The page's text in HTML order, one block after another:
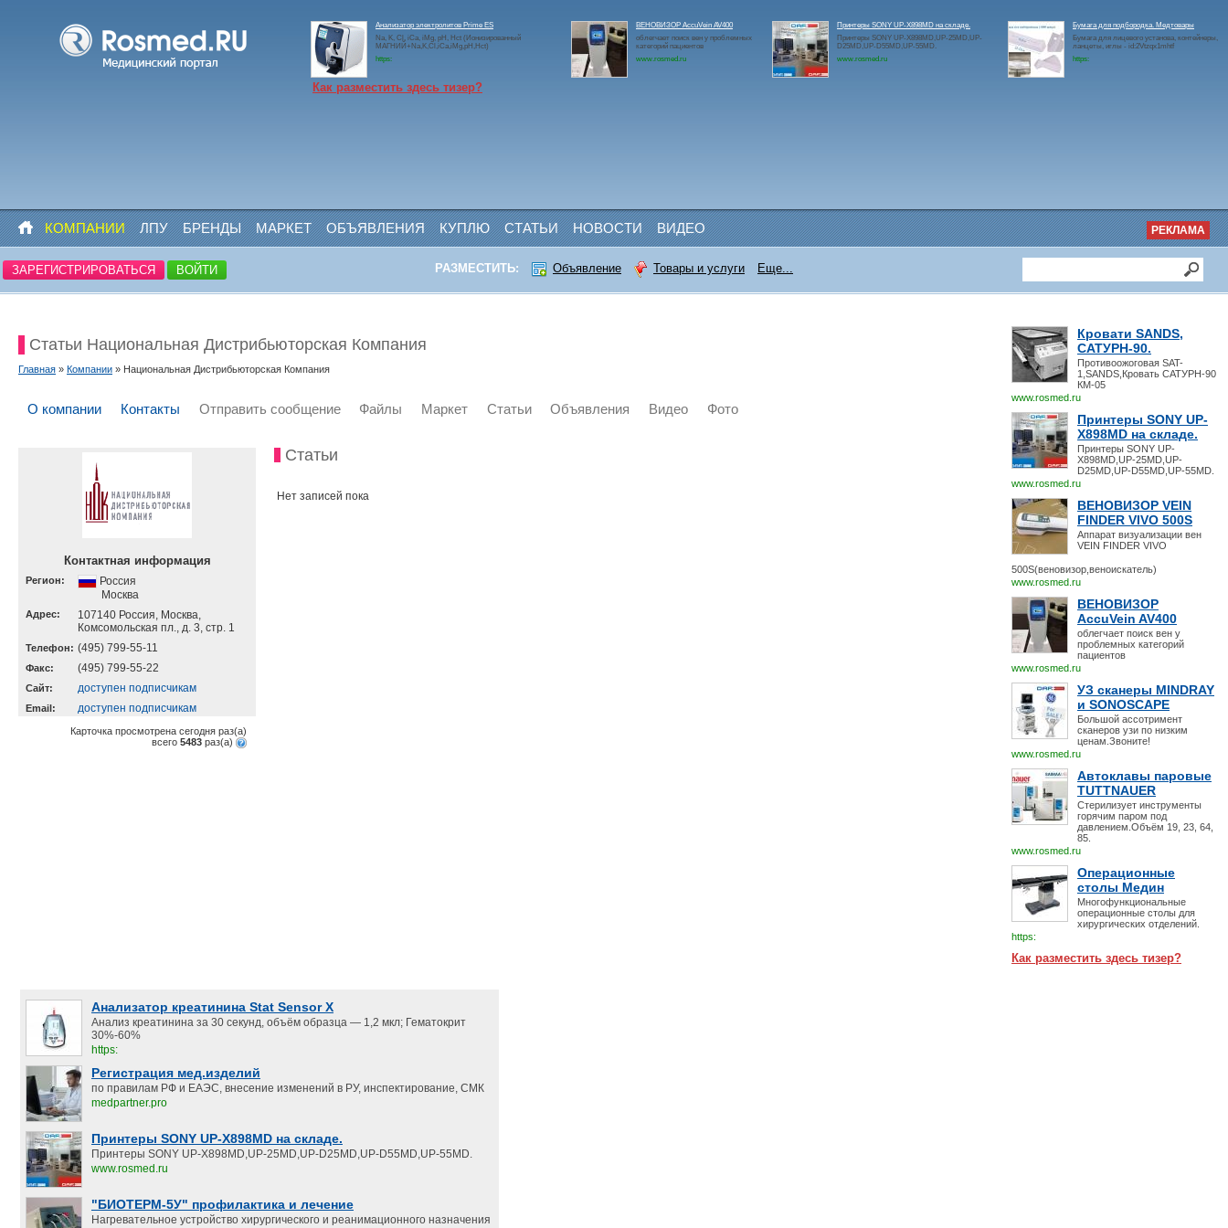
Анализатор электролитов Prime ES
Na, K, Cl, iCa, iMg, pH, Hct (Ионизированный
МАГНИЙ+Na,K,Cl,iCa,iMg,pH,Hct)
https:
ВЕНОВИЗОР AccuVein AV400
облегчает поиск вен у проблемных
категорий пациентов
www.rosmed.ru
Принтеры SONY UP-X898MD на складе.
Принтеры SONY UP-X898MD,UP-25MD,UP-
D25MD,UP-D55MD,UP-55MD.
www.rosmed.ru
Бумага для подбородка. Медтовары
Бумага для лицевого установа, контейнеры,
ланцеты, иглы - id:2Vtzqx1mhtf
https:
Как разместить здесь тизер?
КОМПАНИИ ЛПУ БРЕНДЫ МАРКЕТ ОБЪЯВЛЕНИЯ КУПЛЮ СТАТЬИ НОВОСТИ ВИДЕО РЕКЛАМА
ЗАРЕГИСТРИРОВАТЬСЯ ВОЙТИ РАЗМЕСТИТЬ: Объявление Товары и услуги Еще...
Кровати SANDS,
САТУРН-90.
Противоожоговая SAT-
1,SANDS,Кровать САТУРН-90
КМ-05
www.rosmed.ru
Принтеры SONY UP-
X898MD на складе.
Принтеры SONY UP-
X898MD,UP-25MD,UP-
D25MD,UP-D55MD,UP-55MD.
www.rosmed.ru
ВЕНОВИЗОР VEIN
FINDER VIVO 500S
Аппарат визуализации вен
VEIN FINDER VIVO
500S(веновизор,веноискатель)
www.rosmed.ru
ВЕНОВИЗОР
AccuVein AV400
облегчает поиск вен у
проблемных категорий
пациентов
www.rosmed.ru
УЗ сканеры MINDRAY
и SONOSCAPE
Большой ассотримент
сканеров узи по низким
ценам.Звоните!
www.rosmed.ru
Автоклавы паровые
TUTTNAUER
Стерилизует инструменты
горячим паром под
давлением.Объём 19, 23, 64,
85.
www.rosmed.ru
Операционные
столы Медин
Многофункциональные
операционные столы для
хирургических отделений.
https:
Как разместить здесь тизер?
Статьи Национальная Дистрибьюторская Компания
Главная » Компании » Национальная Дистрибьюторская Компания
О компании Контакты Отправить сообщение Файлы Маркет Статьи Объявления Видео Фото
Контактная информация
Регион:
Россия
Москва
Адрес:
107140 Россия, Москва,
Комсомольская пл., д. 3, стр. 1
Телефон: (495) 799-55-11
Факс: (495) 799-55-22
Cайт: доступен подписчикам
Email: доступен подписчикам
Карточка просмотрена сегодня раз(a)
всего 5483 раз(a)
Статьи
Нет записей пока
Анализатор креатинина Stat Sensor X
Анализ креатинина за 30 секунд, объём образца — 1,2 мкл; Гематокрит
30%-60%
https:
Регистрация мед.изделий
по правилам РФ и ЕАЭС, внесение изменений в РУ, инспектирование, СМК
medpartner.pro
Принтеры SONY UP-X898MD на складе.
Принтеры SONY UP-X898MD,UP-25MD,UP-D25MD,UP-D55MD,UP-55MD.
www.rosmed.ru
"БИОТЕРМ-5У" профилактика и лечение
Нагревательное устройство хирургического и реанимационного назначения